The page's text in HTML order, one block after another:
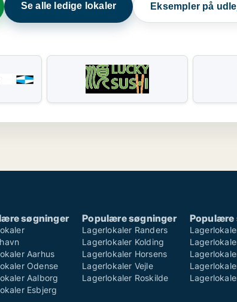
Se alle ledige lokaler Eksempler på
søgninger
Aarhus
Odense
Aalborg
Esbjerg
Populære søgninger
Lagerlokaler Randers
Lagerlokaler Kolding
Lagerlokaler Horsens
Lagerlokaler Vejle
Lagerlokaler Roskilde
Populære